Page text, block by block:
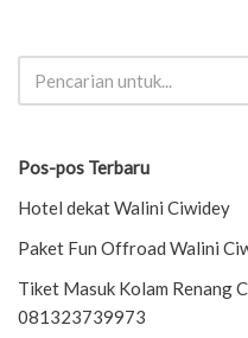
Pos-pos Terbaru
Hotel dekat Walini Ciwidey
Paket Fun Offroad Walini
Tiket Masuk Kolam Renang
081323739973